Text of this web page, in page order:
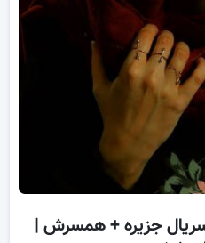
سریال جزیره + همسرش |